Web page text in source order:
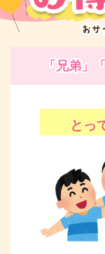
「兄弟」
とっ